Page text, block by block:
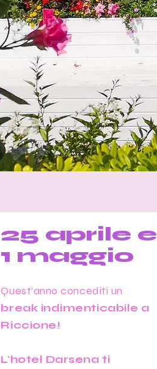
25 aprile e
1 maggio
Quest'anno concediti un
break indimenticabile a
Riccione!
L'hotel Darsena ti